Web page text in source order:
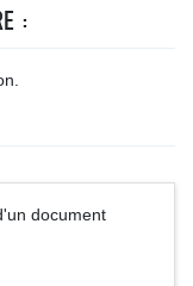
:
document